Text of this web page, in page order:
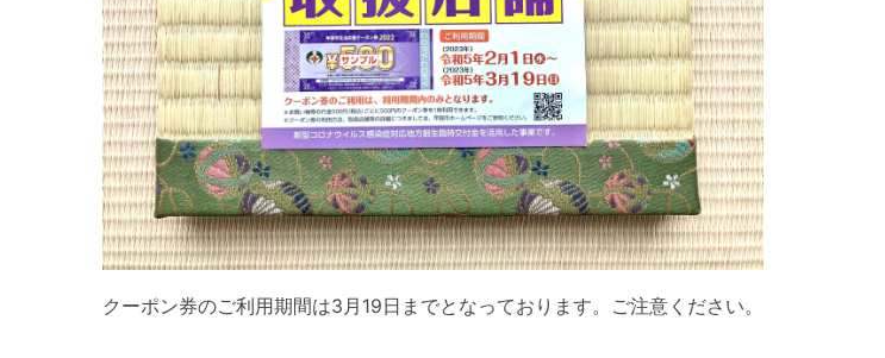
クーポン券のご利用期間は3月19日までとなっております。ご注意ください。